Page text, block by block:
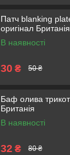
Патч blanking
оригінал Британія
В наявності
30 ₴ 50 ₴
Баф олива
Британія
В наявності
32 ₴ 80 ₴